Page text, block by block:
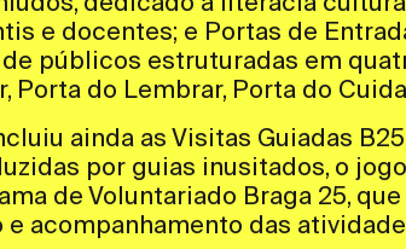
e docentes; e Portas de
públicos estruturadas em
Porta do Lembrar, Porta do
ainda as Visitas Guiadas
por guias inusitados, o
de Voluntariado Braga 25,
acompanhamento das